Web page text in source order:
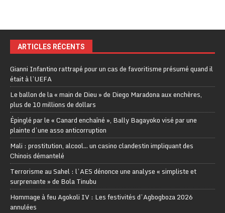
ARTICLES RÉCENTS
Gianni Infantino rattrapé pour un cas de favoritisme présumé quand il
était à l’UEFA
Le ballon de la « main de Dieu » de Diego Maradona aux enchères,
plus de 10 millions de dollars
Épinglé par le « Canard enchaîné », Bally Bagayoko visé par une
plainte d’une asso anticorruption
Mali : prostitution, alcool… un casino clandestin impliquant des
Chinois démantelé
Terrorisme au Sahel : l’AES dénonce une analyse « simpliste et
surprenante » de Bola Tinubu
Hommage à feu Agokoli IV : Les festivités d’Agbogboza 2026
annulées